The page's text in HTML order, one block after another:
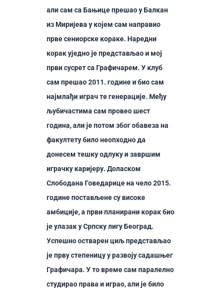
али сам са Бањице прешао у Балкан
из Миријева у којем сам направио
прве сениорске кораке. Наредни
корак уједно је представљао и мој
први сусрет са Графичарем. У клуб
сам прешао 2011. године и био сам
најмлађи играч те генерације. Међу
љубичастима сам провео шест
година, али је потом због обавеза на
факултету било неопходно да
донесем тешку одлуку и завршим
играчку каријеру. Доласком
Слободана Говедарице на чело 2015.
године постављене су високе
амбиције, а први планирани корак био
је улазак у Српску лигу Београд.
Успешно остварен циљ представљао
је прву степеницу у развоју садашњег
Графичара. У то време сам паралелно
студирао права и играо, али је било